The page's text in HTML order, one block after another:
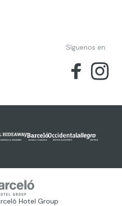
Síguenos en:
Hotel Group